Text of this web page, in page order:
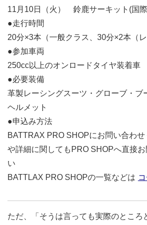
11月10日（火） 鈴鹿サーキット(国
●走行時間
20分×3本（一般クラス、30分×2本（レ
●参加車両
250cc以上のオンロードタイヤ装着車
●必要装備
革製レーシングスーツ・グローブ・ブ
ヘルメット
●申込み方法
BATTRAX PRO SHOPにお問い合わ
や詳細に関してもPRO SHOPへ直接
い
BATTLAX PRO SHOPの一覧などは
ただ、「そうは言っても実際のところ